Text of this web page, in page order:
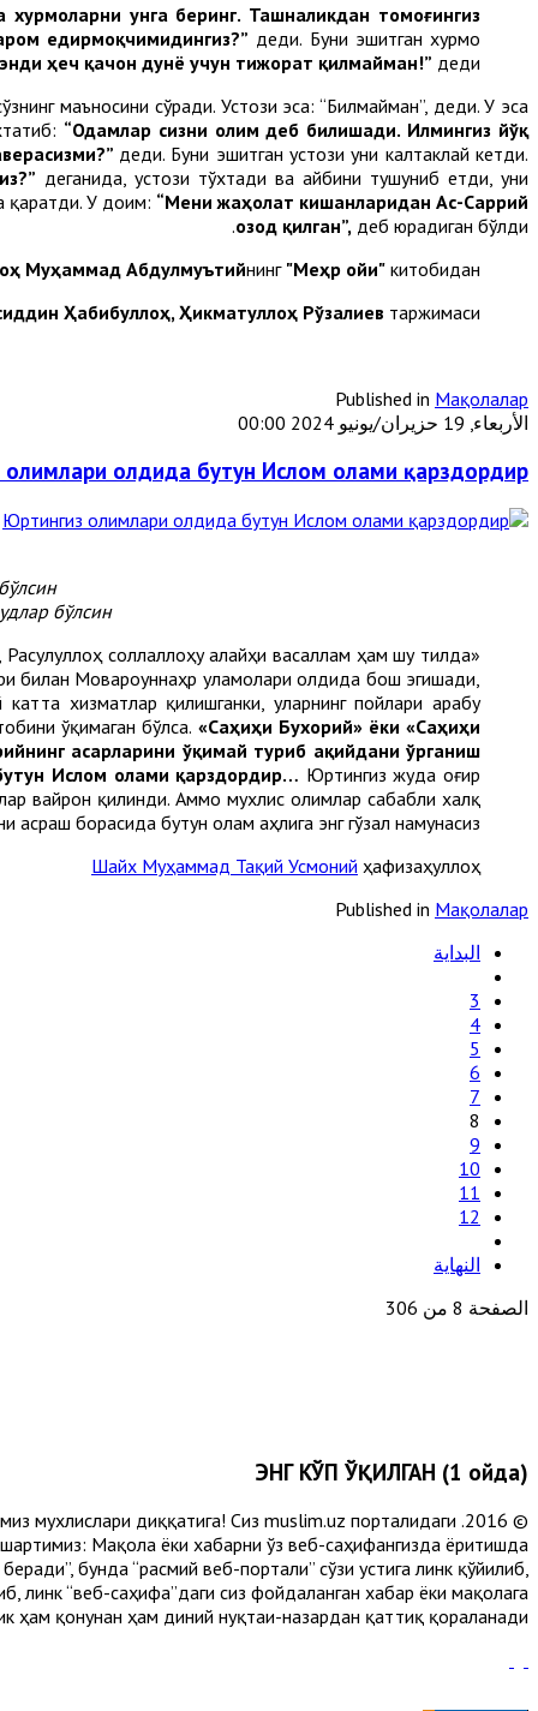
унга беринг. Ташналикдан томоғингиз
едирмоқчимидингиз?” деди. Буни эшитган хурмо
ҳеч қачон дунё учун тижорат қилмайман!” деди.
маъносини сўради. Устози эса: “Билмайман”, деди. У эса
“Одамлар сизни олим деб билишади. Илмингиз йўқ
деди. Буни эшитган устози уни калтаклай кетди.
деганида, устози тўхтади ва айбини тушуниб етди, уни
қаратди. У доим: “Мени жаҳолат кишанларидан Ас-Саррий
озод қилган”, деб юрадиган бўлди.
Муҳаммад Абдулмуътийнинг "Меҳр ойи" китобидан
Ҳабибуллоҳ, Ҳикматуллоҳ Рўзалиев таржимаси.
Published in Мақолалар
الأربعاء, 19 حزيران/يونيو 2024 00:00
олдида бутун Ислом олами қарздордир
бўлсин.
соллаллоҳу алайҳи васаллам ҳам шу тилда
билан Мовароуннаҳр уламолари олдида бош эгишади,
хизматлар қилишганки, уларнинг пойлари арабу
ўқимаган бўлса. «Саҳиҳи Бухорий» ёки «Саҳиҳи
асарларини ўқимай туриб ақийдани ўрганиш
Ислом олами қарздордир… Юртингиз жуда оғир
вайрон қилинди. Аммо мухлис олимлар сабабли халқ
борасида бутун олам аҳлига энг гўзал намунасиз».
Шайх Муҳаммад Тақий Усмоний ҳафизаҳуллоҳ
Published in Мақолалар
البداية
3
4
5
6
7
8
9
10
11
12
النهاية
الصفحة 8 من 306
ЭНГ КЎП ЎҚИЛГАН (1 ойда)
мухлислари диққатига! Сиз muslim.uz порталидаги
Мақола ёки хабарни ўз веб-саҳифангизда ёритишда
бунда “расмий веб-портали” сўзи устига линк қўйилиб,
линк “веб-саҳифа”даги сиз фойдаланган хабар ёки мақолага
ҳам қонунан ҳам диний нуқтаи-назардан қаттиқ қораланади.